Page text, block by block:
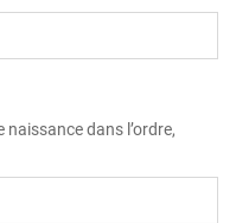
dans l’ordre,